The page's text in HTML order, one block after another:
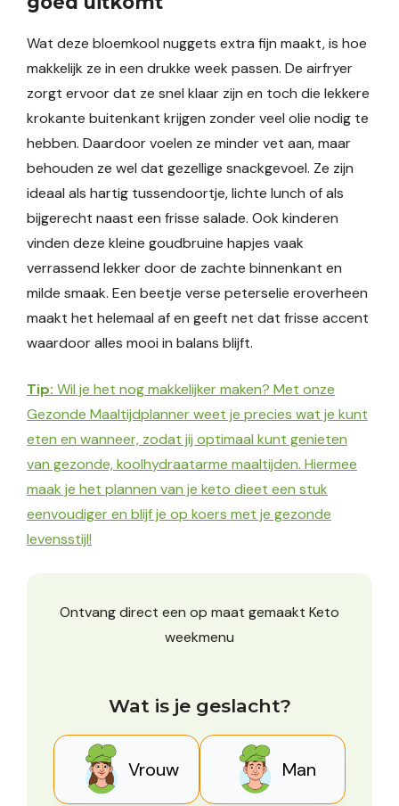
Wat deze bloemkool nuggets extra fijn maakt, is hoe
makkelijk ze in een drukke week passen. De airfryer
zorgt ervoor dat ze snel klaar zijn en toch die lekkere
krokante buitenkant krijgen zonder veel olie nodig te
hebben. Daardoor voelen ze minder vet aan, maar
behouden ze wel dat gezellige snackgevoel. Ze zijn
ideaal als hartig tussendoortje, lichte lunch of als
bijgerecht naast een frisse salade. Ook kinderen
vinden deze kleine goudbruine hapjes vaak
verrassend lekker door de zachte binnenkant en
milde smaak. Een beetje verse peterselie eroverheen
maakt het helemaal af en geeft net dat frisse accent
waardoor alles mooi in balans blijft.
Tip: Wil je het nog makkelijker maken? Met onze
Gezonde Maaltijdplanner weet je precies wat je kunt
eten en wanneer, zodat jij optimaal kunt genieten
van gezonde, koolhydraatarme maaltijden. Hiermee
maak je het plannen van je keto dieet een stuk
eenvoudiger en blijf je op koers met je gezonde
levensstijl!
Ontvang direct een op maat gemaakt Keto
weekmenu
Wat is je geslacht?
Vrouw Man